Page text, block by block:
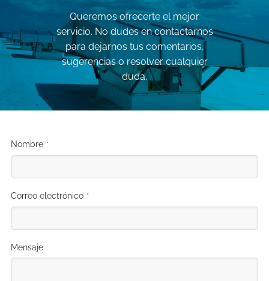
Nombre *
Correo electrónico *
Mensaje
Queremos ofrecerte el mejor
servicio. No dudes en contactarnos
para dejarnos tus comentarios,
sugerencias o resolver cualquier
duda.